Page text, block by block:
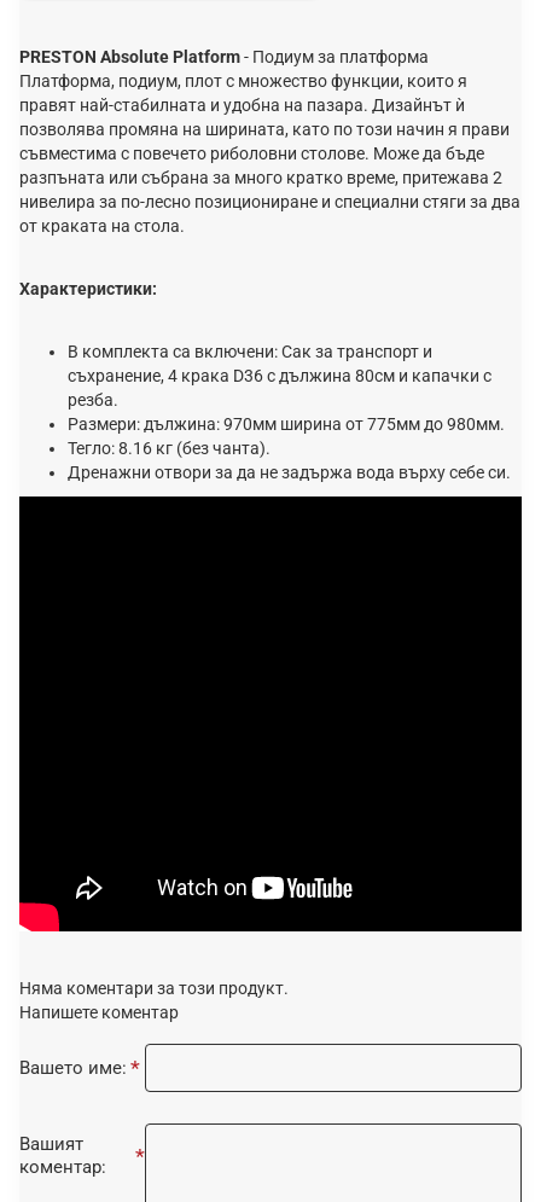
PRESTON Absolute Platform- Подиум за платформа
Платформа, подиум, плот с множество функции, които я
правят най-стабилната и удобна на пазара. Дизайнът ѝ
позволява промяна на ширината, като по този начин я прави
съвместима с повечето риболовни столове. Може да бъде
разпъната или събрана за много кратко време, притежава 2
нивелира за по-лесно позициониране и специални стяги за два
от краката на стола.
Характеристики:
В комплекта са включени: Сак за транспорт и
съхранение, 4 крака D36 с дължина 80см и капачки с
резба.
Размери: дължина: 970мм ширина от 775мм до 980мм.
Тегло: 8.16 кг (без чанта).
Дренажни отвори за да не задържа вода върху себе си.
Няма коментари за този продукт.
Напишете коментар
Вашето име:
Вашият
коментар: